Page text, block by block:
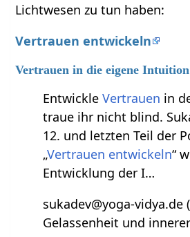
Lichtwesen zu tun haben:
Vertrauen entwickeln
Vertrauen in die eigene
EntwickleVertrauen in
traue ihr nicht blind.
12. und letzten Teil der
„Vertrauen entwickeln“
Entwicklung der I…
sukadev@yoga-vidya.de
Gelassenheit und